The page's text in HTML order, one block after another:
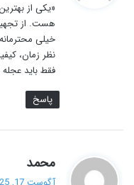
:
«یکی از
هست. از
خیلی
نظر زمان،
فقط باید
پاسخ
محمد
ف